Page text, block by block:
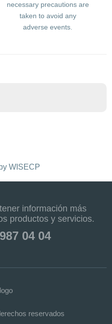
necessary precautions are
taken to avoid any
adverse events.
WISECP
información más
productos y servicios.
04 04
reservados